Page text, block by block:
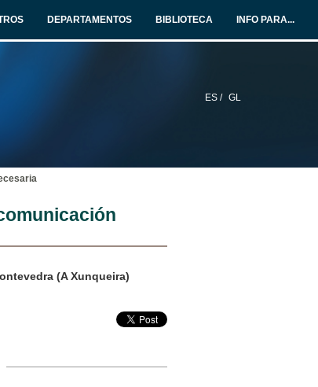
DEPARTAMENTOS BIBLIOTECA INFO PARA...
ES / GL
(A Xunqueira)